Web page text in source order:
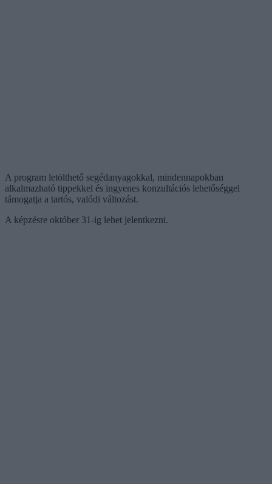
A program letölthető segédanyagokkal, mindennapokban
alkalmazható tippekkel és ingyenes konzultációs lehetőséggel
támogatja a tartós, valódi változást.
A képzésre október 31-ig lehet jelentkezni.